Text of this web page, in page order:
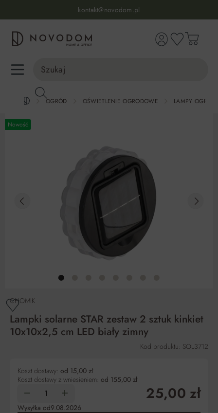
kontakt@novodom.pl
Dostawa z wniesieniem
30 dni na zwrot lub wymianę
98% zadowolonych klientów
OGRÓD OŚWIETLENIE OGRODOWE LAMPY
Nowość
CHOMIK
Lampki solarne STAR zestaw 2 sztuk kinkiet
10x10x2,5 cm LED biały zimny
Kod produktu: SOL3712
Koszt dostawy: od 15,00 zł
Koszt dostawy z wniesieniem: od 155,00 zł
25,00 zł
Wysyłka od9.08.2026